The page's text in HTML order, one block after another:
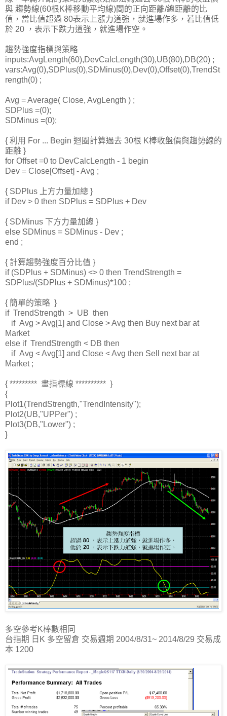
與 趨勢線(60根K棒移動平均線)間的正向距離/總距離的比
值，當比值超過 80表示上漲力道強，就進場作多，若比值低
於 20 ，表示下跌力道強，就進場作空。
趨勢強度指標與策略
inputs:AvgLength(60),DevCalcLength(30),UB(80),DB(20) ;
vars:Avg(0),SDPlus(0),SDMinus(0),Dev(0),Offset(0),TrendSt
rength(0) ;
Avg = Average( Close, AvgLength ) ;
SDPlus =(0);
SDMinus =(0);
{ 利用 For ... Begin 迴圈計算過去 30根 K棒收盤價與趨勢線的
距離 }
for Offset =0 to DevCalcLength - 1 begin
Dev = Close[Offset] - Avg ;
{ SDPlus 上方力量加總 }
if Dev > 0 then SDPlus = SDPlus + Dev
{ SDMinus 下方力量加總 }
else SDMinus = SDMinus - Dev ;
end ;
{ 計算趨勢強度百分比值 }
if (SDPlus + SDMinus) <> 0 then TrendStrength =
SDPlus/(SDPlus + SDMinus)*100 ;
{ 簡單的策略 }
if TrendStrength > UB then
if Avg > Avg[1] and Close > Avg then Buy next bar at
Market
else if TrendStrength < DB then
if Avg < Avg[1] and Close < Avg then Sell next bar at
Market ;
{ ********* 畫指標線 ********** }
{
Plot1(TrendStrength,"TrendIntensity");
Plot2(UB,"UPPer") ;
Plot3(DB,"Lower") ;
}
多空參考K棒數相同
台指期 日K 多空留倉 交易週期 2004/8/31~ 2014/8/29 交易成
本 1200